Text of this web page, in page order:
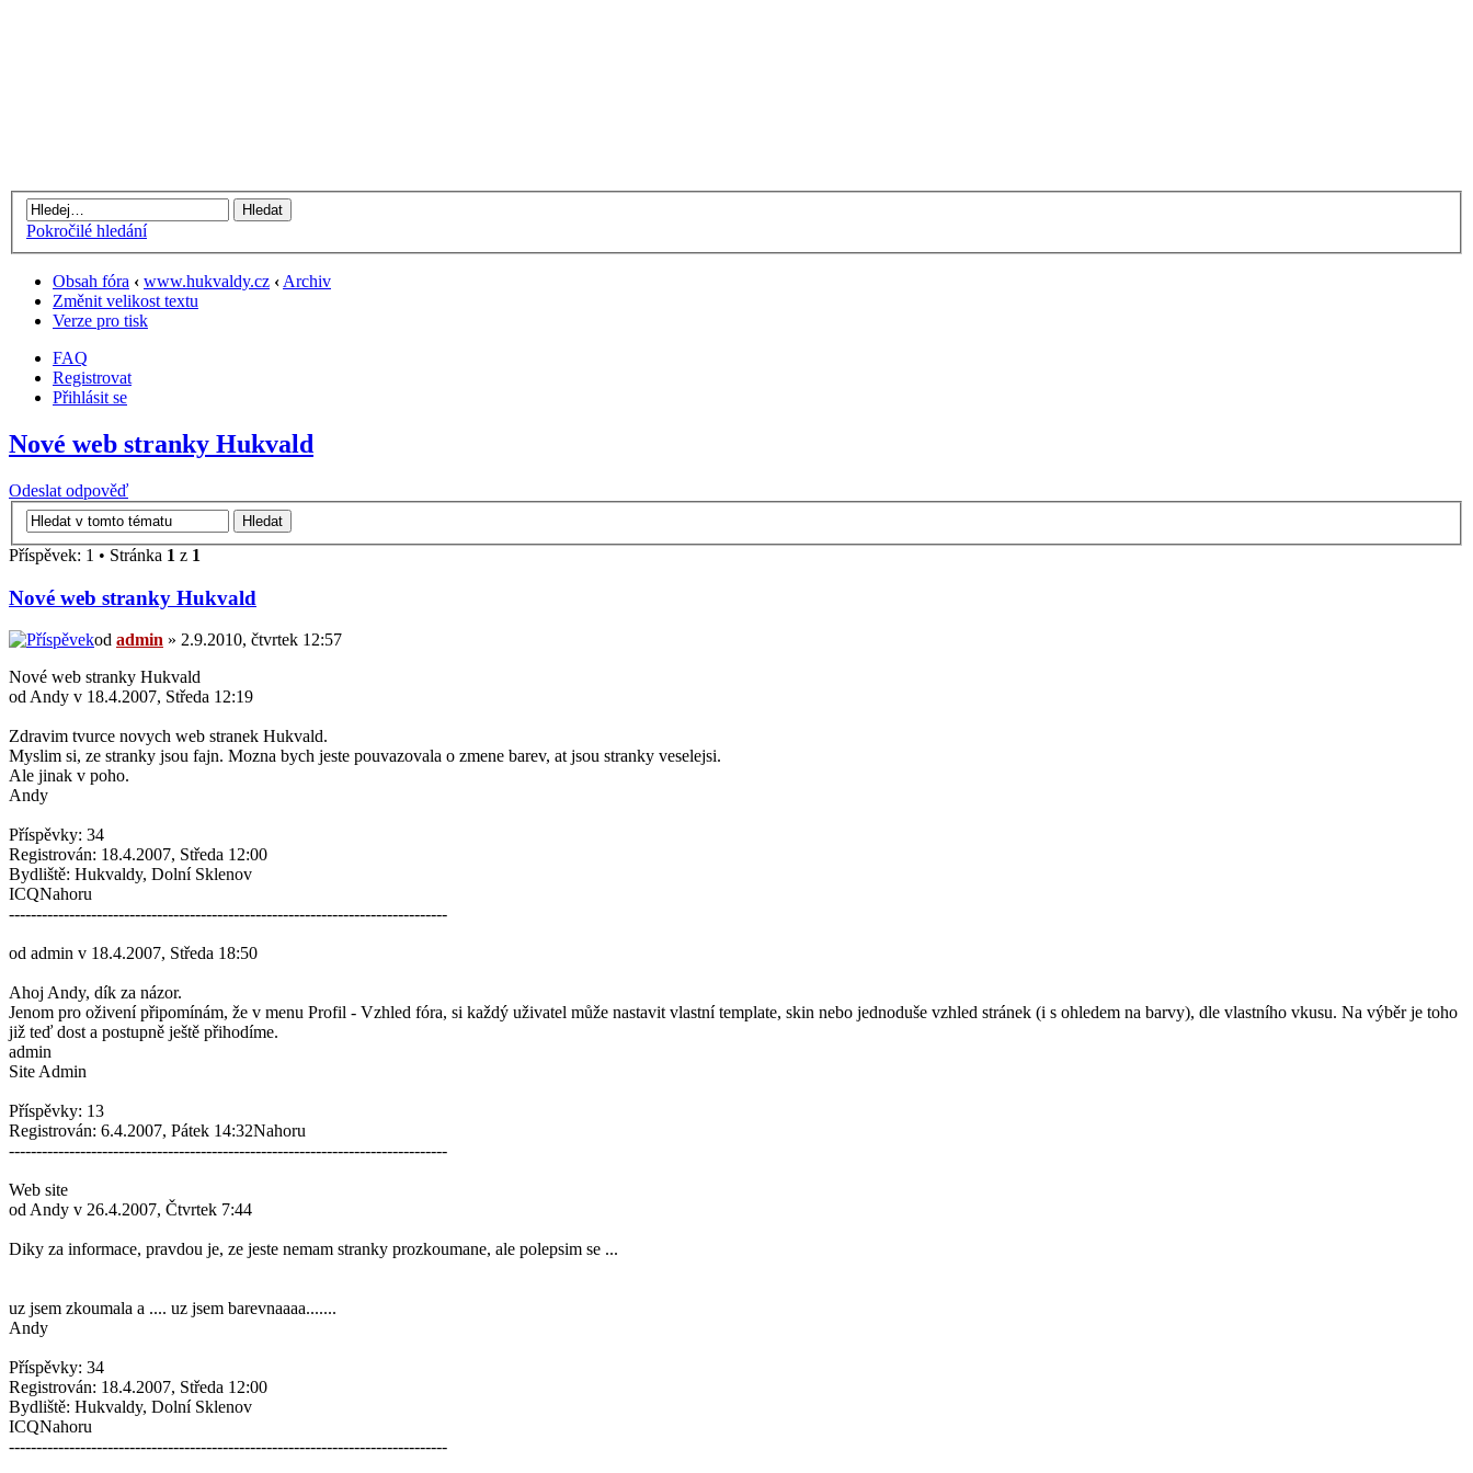
Pokročilé hledání
Obsah fóra ‹ www.hukvaldy.cz ‹Archiv
Změnit velikost textu
Verze pro tisk
FAQ
Registrovat
Přihlásit se
Nové web stranky Hukvald
Odeslat odpověď
Příspěvek: 1 • Stránka 1 z 1
Nové web stranky Hukvald
od admin » 2.9.2010, čtvrtek 12:57
Nové web stranky Hukvald
od Andy v 18.4.2007, Středa 12:19
Zdravim tvurce novych web stranek Hukvald.
Myslim si, ze stranky jsou fajn. Mozna bych jeste pouvazovala o zmene barev, at jsou stranky veselejsi.
Ale jinak v poho.
Andy
Příspěvky: 34
Registrován: 18.4.2007, Středa 12:00
Bydliště: Hukvaldy, Dolní Sklenov
ICQNahoru
--------------------------------------------------------------------------------
od admin v 18.4.2007, Středa 18:50
Ahoj Andy, dík za názor.
Jenom pro oživení připomínám, že v menu Profil - Vzhled fóra, si každý uživatel může nastavit vlastní template, skin nebo jednoduše vzhled stránek (i s ohledem na barvy), dle vlastního vkusu. Na výběr je toho
již teď dost a postupně ještě přihodíme.
admin
Site Admin
Příspěvky: 13
Registrován: 6.4.2007, Pátek 14:32Nahoru
--------------------------------------------------------------------------------
Web site
od Andy v 26.4.2007, Čtvrtek 7:44
Diky za informace, pravdou je, ze jeste nemam stranky prozkoumane, ale polepsim se ...
uz jsem zkoumala a .... uz jsem barevnaaaa.......
Andy
Příspěvky: 34
Registrován: 18.4.2007, Středa 12:00
Bydliště: Hukvaldy, Dolní Sklenov
ICQNahoru
--------------------------------------------------------------------------------